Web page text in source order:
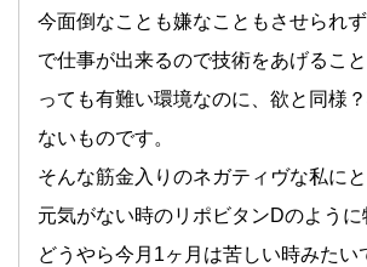
今面倒なことも嫌なこともさせられ
で仕事が出来るので技術をあげるこ
っても有難い環境なのに、欲と同様
ないものです。
そんな筋金入りのネガティヴな私に
元気がない時のリポビタンDのように
どうやら今月1ヶ月は苦しい時みたい